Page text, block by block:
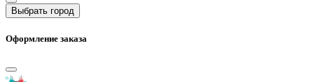
Выбрать город
Оформление заказа